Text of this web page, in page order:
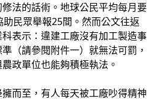
法的話術。地球公民平均每月要
民眾舉報25間。然而公文往返
表示：違建工廠沒有加工製造事
（請參閱附件一）就無法可罰，
政單位也能夠積極執法。
而至，有人每天被工廠吵得精神